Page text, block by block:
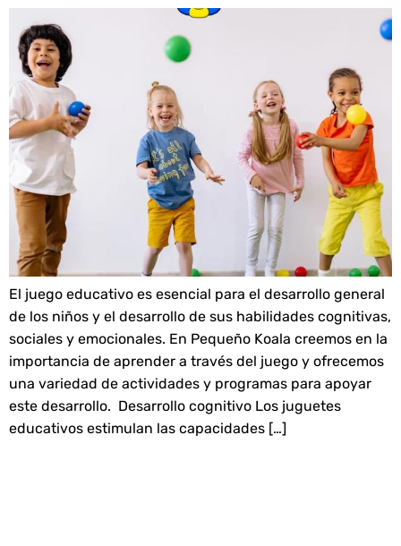
El juego educativo es esencial para el desarrollo general
de los niños y el desarrollo de sus habilidades cognitivas,
sociales y emocionales. En Pequeño Koala creemos en la
importancia de aprender a través del juego y ofrecemos
una variedad de actividades y programas para apoyar
este desarrollo. Desarrollo cognitivo Los juguetes
educativos estimulan las capacidades […]